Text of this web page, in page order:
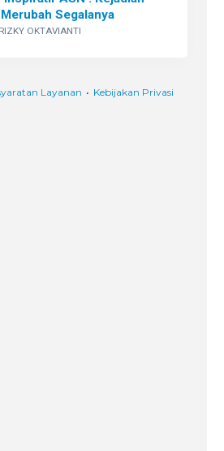
Segalanya
OKTAVIANTI
Layanan • Kebijakan Privasi